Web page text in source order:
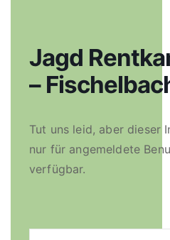
Jagd
–
Tut uns leid, aber dieser
nur für angemeldete
verfügbar.